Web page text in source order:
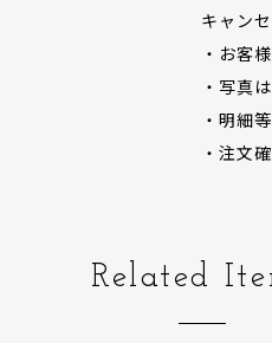
キャン
・お客
・写真
・明細
・注文
Related